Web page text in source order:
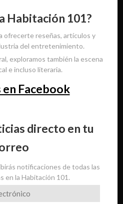
Habitación 101?
ofrecerte reseñas, artículos y
del entretenimiento.
exploramos también la escena
e incluso literaria.
Facebook
directo en tu
notificaciones de todas las
en la Habitación 101.